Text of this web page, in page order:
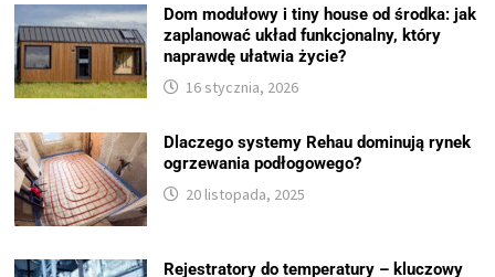
Dom modułowy i tiny house od środka: jak
zaplanować układ funkcjonalny, który
naprawdę ułatwia życie?
16 stycznia, 2026
Dlaczego systemy Rehau dominują rynek
ogrzewania podłogowego?
20 listopada, 2025
Rejestratory do temperatury – kluczowy